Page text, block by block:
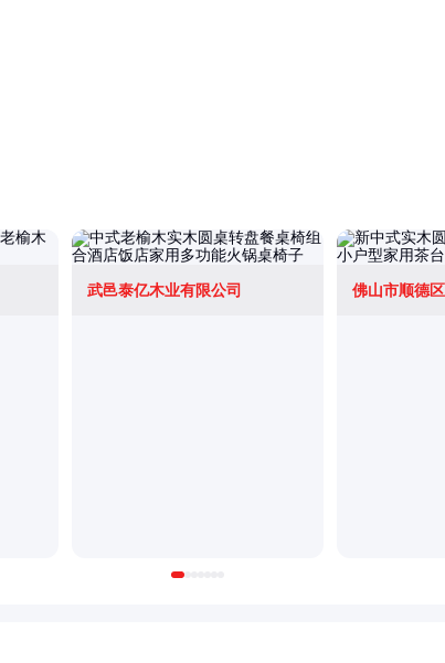
武邑泰亿木业有限公司